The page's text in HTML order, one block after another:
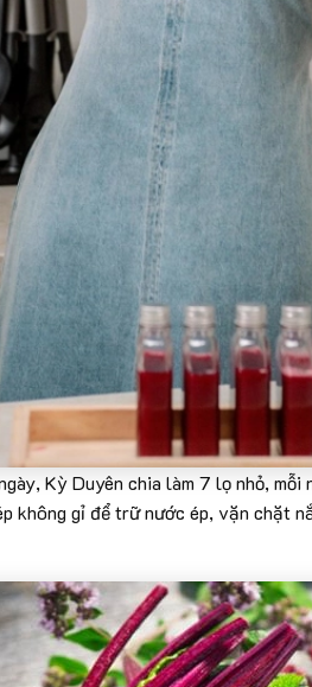
Kỳ Duyên chia làm 7 lọ nhỏ,
không gỉ để trữ nước ép, vặn chặt